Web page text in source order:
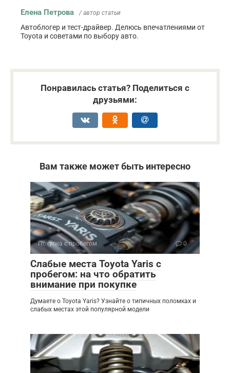
Елена Петрова / автор статьи
Автоблогер и тест-драйвер. Делюсь впечатлениями от
Toyota и советами по выбору авто.
Понравилась статья? Поделиться с
друзьями:
Вам также может быть интересно
Покупка с пробегом 0
Слабые места Toyota Yaris с
пробегом: на что обратить
внимание при покупке
Думаете о Toyota Yaris? Узнайте о типичных поломках и
слабых местах этой популярной модели